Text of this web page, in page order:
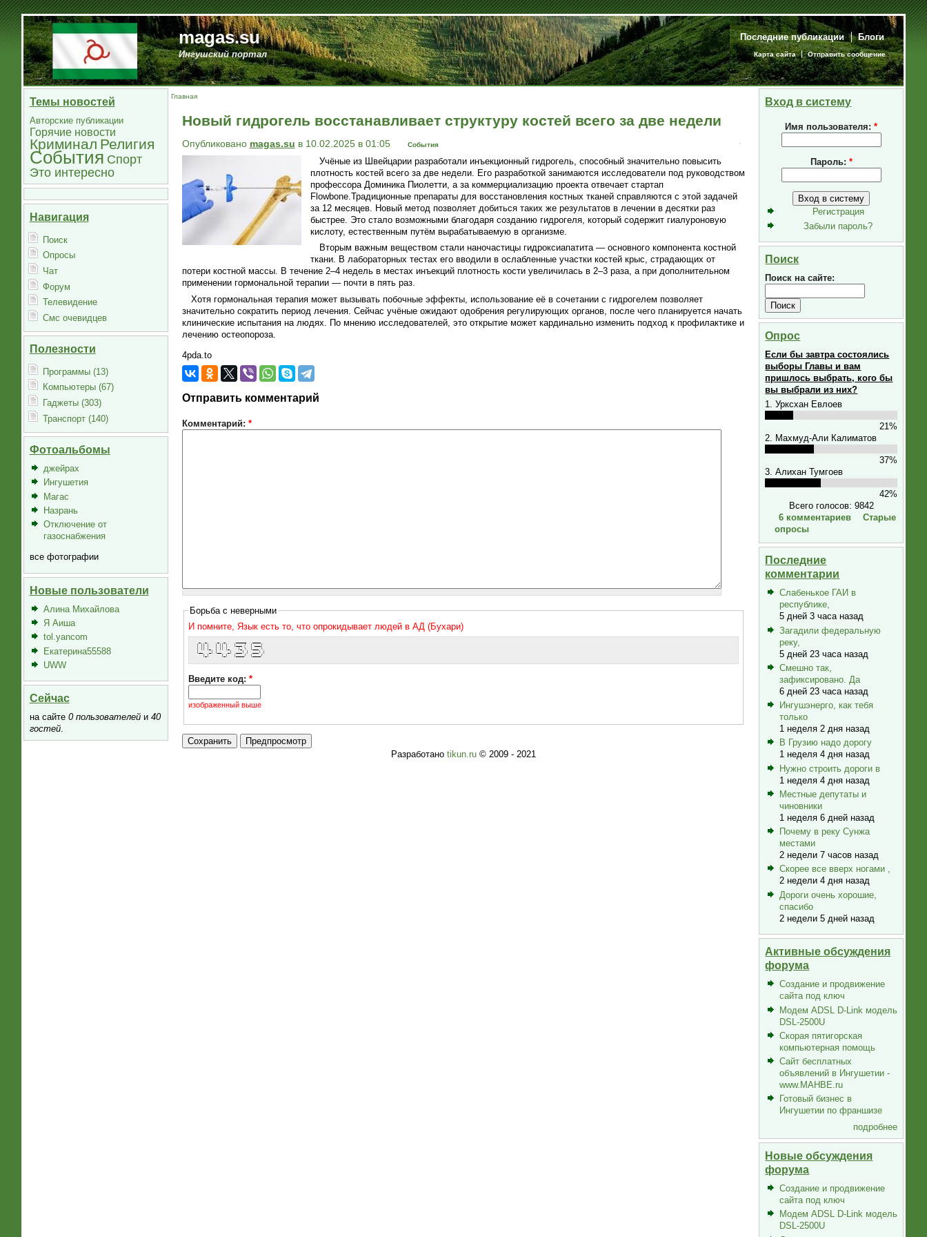
magas.su
Ингушский портал
Последние публикации Блоги
Карта сайта Отправить сообщение
Темы новостей
Авторские публикации
Горячие новости
Криминал Религия
События Спорт
Это интересно
Навигация
Поиск
Опросы
Чат
Форум
Телевидение
Смс очевидцев
Полезности
Программы (13)
Компьютеры (67)
Гаджеты (303)
Транспорт (140)
Фотоальбомы
джейрах
Ингушетия
Магас
Назрань
Отключение от
газоснабжения
все фотографии
Новые пользователи
Алина Михайлова
Я Аиша
tol.yancom
Екатерина55588
UWW
Сейчас
на сайте 0 пользователейи 40
гостей.
Главная
Новый гидрогель восстанавливает структуру костей всего за две недели
Опубликовано magas.su в 10.02.2025 в 01:05 События
Учёные из Швейцарии разработали инъекционный гидрогель, способный значительно повысить
плотность костей всего за две недели. Его разработкой занимаются исследователи под руководством
профессора Доминика Пиолетти, а за коммерциализацию проекта отвечает стартап
Flowbone.Традиционные препараты для восстановления костных тканей справляются с этой задачей
за 12 месяцев. Новый метод позволяет добиться таких же результатов в лечении в десятки раз
быстрее. Это стало возможными благодаря созданию гидрогеля, который содержит гиалуроновую
кислоту, естественным путём вырабатываемую в организме.
Вторым важным веществом стали наночастицы гидроксиапатита — основного компонента костной
ткани. В лабораторных тестах его вводили в ослабленные участки костей крыс, страдающих от
потери костной массы. В течение 2–4 недель в местах инъекций плотность кости увеличилась в 2–3 раза, а при дополнительном
применении гормональной терапии — почти в пять раз.
Хотя гормональная терапия может вызывать побочные эффекты, использование её в сочетании с гидрогелем позволяет
значительно сократить период лечения. Сейчас учёные ожидают одобрения регулирующих органов, после чего планируется начать
клинические испытания на людях. По мнению исследователей, это открытие может кардинально изменить подход к профилактике и
лечению остеопороза.
4pda.to
Отправить комментарий
Комментарий: *
Борьба с неверными
И помните, Язык есть то, что опрокидывает людей в АД (Бухари)
| || |   | || |   |___ /  | ___|
| || |_  | || |_    |_ \  |___ \
|__   _| |__   _|  ___) |  ___) |
    |_|      |_|   |____/  |____/
Введите код:*
изображенный выше
Разработано tikun.ru© 2009 - 2021
Вход в систему
Имя пользователя:*
Пароль: *
Регистрация
Забыли пароль?
Поиск
Поиск на сайте:
Опрос
Если бы завтра состоялись
выборы Главы и вам
пришлось выбрать, кого бы
вы выбрали из них?
1. Урксхан Евлоев
21%
2. Махмуд-Али Калиматов
37%
3. Алихан Тумгоев
42%
Всего голосов: 9842
6 комментариев
Старые
опросы
Последние
комментарии
Слабенькое ГАИ в
республике,
5 дней 3 часа назад
Загадили федеральную
реку,
5 дней 23 часа назад
Смешно так,
зафиксировано. Да
6 дней 23 часа назад
Ингушэнерго, как тебя
только
1 неделя 2 дня назад
В Грузию надо дорогу
1 неделя 4 дня назад
Нужно строить дороги в
1 неделя 4 дня назад
Местные депутаты и
чиновники
1 неделя 6 дней назад
Почему в реку Сунжа
местами
2 недели 7 часов назад
Скорее все вверх ногами ,
2 недели 4 дня назад
Дороги очень хорошие,
спасибо
2 недели 5 дней назад
Активные обсуждения
форума
Создание и продвижение
сайта под ключ
Модем ADSL D-Link модель
DSL-2500U
Скорая пятигорская
компьютерная помощь
Сайт бесплатных
объявлений в Ингушетии -
www.MAHBE.ru
Готовый бизнес в
Ингушетии по франшизе
подробнее
Новые обсуждения
форума
Создание и продвижение
сайта под ключ
Модем ADSL D-Link модель
DSL-2500U